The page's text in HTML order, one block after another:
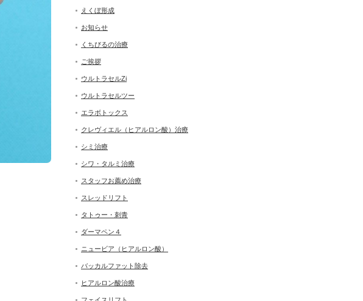
えくぼ形成
お知らせ
くちびるの治療
ご挨拶
ウルトラセルZi
ウルトラセルツー
エラボトックス
クレヴィエル（ヒアルロン酸）治療
シミ治療
シワ・タルミ治療
スタッフお薦め治療
スレッドリフト
タトゥー・刺青
ダーマペン４
ニュービア（ヒアルロン酸）
バッカルファット除去
ヒアルロン酸治療